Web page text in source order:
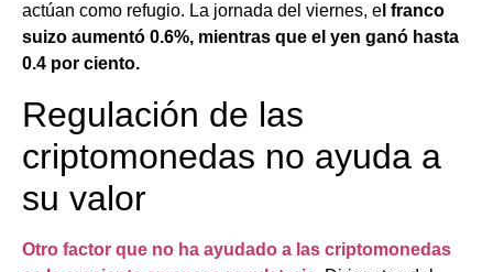
actúan como refugio. La jornada del viernes, e l franco
suizo aumentó 0.6%, mientras que el yen ganó hasta
0.4 por ciento.
Regulación de las
criptomonedas no ayuda a
su valor
Otro factor que no ha ayudado a las criptomonedas